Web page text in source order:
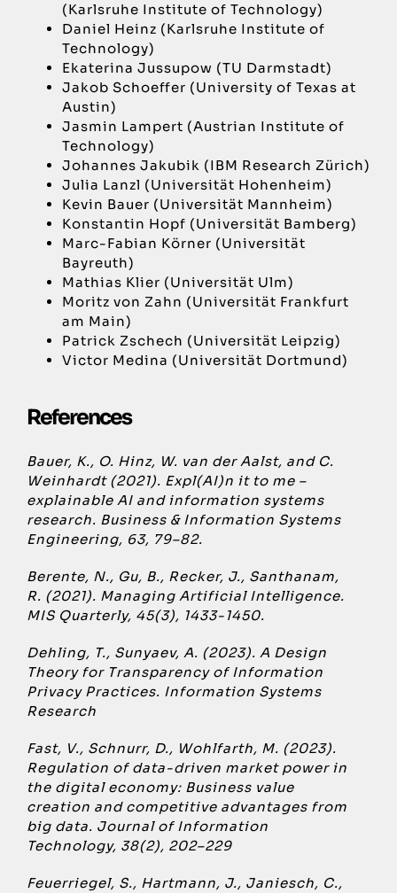
(Karlsruhe Institute of Technology)
Daniel Heinz (Karlsruhe Institute of
Technology)
Ekaterina Jussupow (TU Darmstadt)
Jakob Schoeffer (University of Texas at
Austin)
Jasmin Lampert (Austrian Institute of
Technology)
Johannes Jakubik (IBM Research Zürich)
Julia Lanzl (Universität Hohenheim)
Kevin Bauer (Universität Mannheim)
Konstantin Hopf (Universität Bamberg)
Marc-Fabian Körner (Universität
Bayreuth)
Mathias Klier (Universität Ulm)
Moritz von Zahn (Universität Frankfurt
am Main)
Patrick Zschech (Universität Leipzig)
Victor Medina (Universität Dortmund)
References
Bauer, K., O. Hinz, W. van der Aalst, and C.
Weinhardt (2021). Expl(AI)n it to me –
explainable AI and information systems
research. Business & Information Systems
Engineering, 63, 79–82.
Berente, N., Gu, B., Recker, J., Santhanam,
R. (2021). Managing Artificial Intelligence.
MIS Quarterly, 45(3), 1433-1450.
Dehling, T., Sunyaev, A. (2023). A Design
Theory for Transparency of Information
Privacy Practices. Information Systems
Research
Fast, V., Schnurr, D., Wohlfarth, M. (2023).
Regulation of data-driven market power in
the digital economy: Business value
creation and competitive advantages from
big data. Journal of Information
Technology, 38(2), 202–229
Feuerriegel, S., Hartmann, J., Janiesch, C.,